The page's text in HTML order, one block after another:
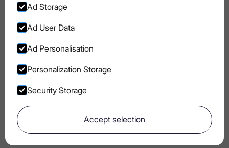
Ad Storage
Ad User Data
Ad Personalisation
Personalization Storage
Security Storage
Accept selection
БЛОГ